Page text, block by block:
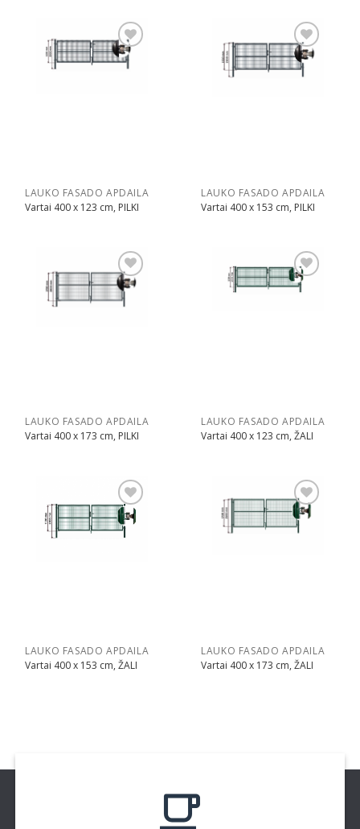
Pridėti
LAUKO FASADO APDAILA
Vartai 400 x 123 cm, PILKI
Pridėti
LAUKO FASADO APDAILA
Vartai 400 x 153 cm, PILKI
Pridėti
LAUKO FASADO APDAILA
Vartai 400 x 173 cm, PILKI
Pridėti
LAUKO FASADO APDAILA
Vartai 400 x 123 cm, ŽALI
Pridėti
LAUKO FASADO APDAILA
Vartai 400 x 153 cm, ŽALI
Pridėti
LAUKO FASADO APDAILA
Vartai 400 x 173 cm, ŽALI